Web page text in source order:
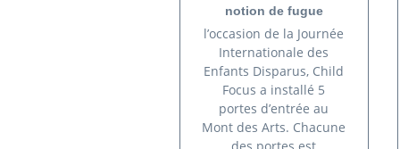
notion de fugue
l’occasion de la Journée
Internationale des
Enfants Disparus, Child
Focus a installé 5
portes d’entrée au
Mont des Arts. Chacune